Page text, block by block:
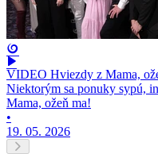
VIDEO Hviezdy z Mama,
Niektorým sa ponuky sypú,
Mama, ožeň ma!
•
19. 05. 2026